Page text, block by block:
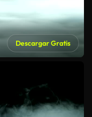
Descargar Gratis